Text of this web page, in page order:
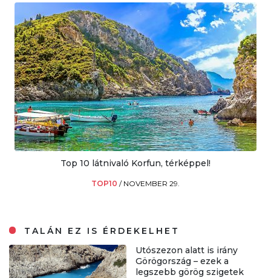
Top 10 látnivaló Korfun, térképpel!
TOP10 / NOVEMBER 29.
TALÁN EZ IS ÉRDEKELHET
Utószezon alatt is irány
Görögország – ezek a
legszebb görög szigetek